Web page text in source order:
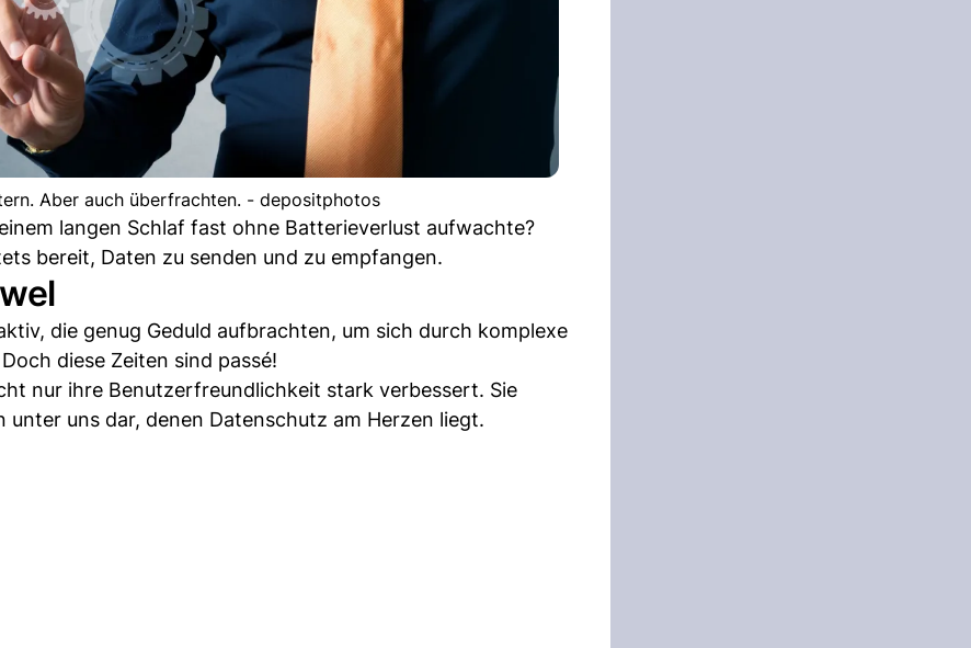
Aber auch überfrachten. - depositphotos
langen Schlaf fast ohne Batterieverlust aufwachte?
bereit, Daten zu senden und zu empfangen.
die genug Geduld aufbrachten, um sich durch komplexe
diese Zeiten sind passé!
nur ihre Benutzerfreundlichkeit stark verbessert. Sie
uns dar, denen Datenschutz am Herzen liegt.